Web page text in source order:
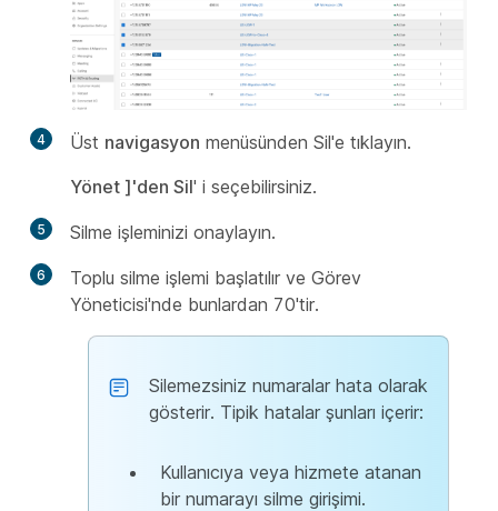
4 Üst navigasyon menüsünden Sil'e tıklayın.
Yönet ]'den Sil' i seçebilirsiniz.
5 Silme işleminizi onaylayın.
6
Toplu silme işlemi başlatılır ve Görev
Yöneticisi'nde bunlardan 70'tir.
Silemezsiniz numaralar hata olarak
gösterir. Tipik hatalar şunları içerir:
Kullanıcıya veya hizmete atanan
bir numarayı silme girişimi.